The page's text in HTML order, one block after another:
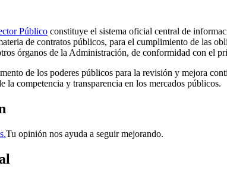
Público constituye el sistema oficial central de
de contratos públicos, para el cumplimiento de las
órganos de la Administración, de conformidad con el
de los poderes públicos para la revisión y mejora
la competencia y transparencia en los mercados públicos.
Tu opinión nos ayuda a seguir mejorando.